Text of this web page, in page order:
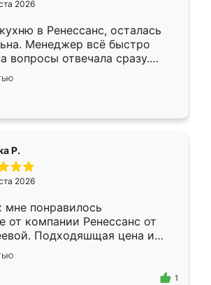
заказывать только здесь.
2026
в Ренессанс, осталась
Менеджер всё быстро
вопросы отвечала сразу.
в субботу, подошёл к
ответственностью. Собрали
работали аккуратно, даже
Р.
2026
мне понравилось
от компании Ренессанс от
Подходяшщая цена и
изготовления. Приехавший
Владислав
моему эскизу самый
1